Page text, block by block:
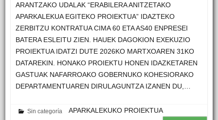
ARANTZAKO UDALAK “ERABILERA ANITZETAKO
APARKALEKUA EGITEKO PROIEKTUA” IDAZTEKO
ZERBITZU KONTRATUA CIMA 60 ETA AS40 ENPRESEI
BATERA ESLEITU ZIEN. HAUEK DAGOKION EXEKUZIO
PROIEKTUA IDATZI DUTE 2026KO MARTXOAREN 31KO
DATAREKIN. HONAKO PROIEKTU HONEN IDAZKETAREN
GASTUAK NAFARROAKO GOBERNUKO KOHESIORAKO
DEPARTAMENTUAREN DIRULAGUNTZA IZANEN DU,…
Sin categoría
APARKALEKUKO PROIEKTUA